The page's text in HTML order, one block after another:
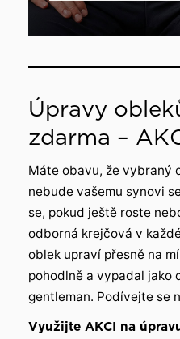
Úpravy
zdarma –
Máte obavu, že vybraný
nebude vašemu synovi
se, pokud ještě roste
odborná krejčová v
oblek upraví přesně na
pohodlně a vypadal jako
gentleman. Podívejte se
Využijte AKCI na